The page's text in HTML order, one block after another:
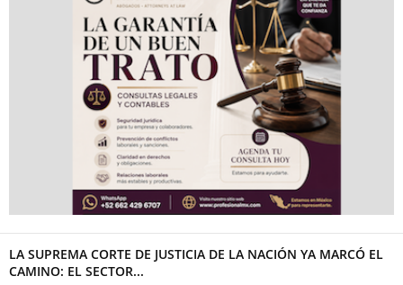
LA SUPREMA CORTE DE JUSTICIA DE LA NACIÓN YA MARCÓ EL
CAMINO: EL SECTOR...